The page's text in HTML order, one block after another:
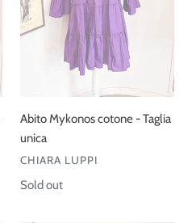
Abito Mykonos cotone - Taglia
unica
VENDOR
CHIARA LUPPI
Regular
Sold out